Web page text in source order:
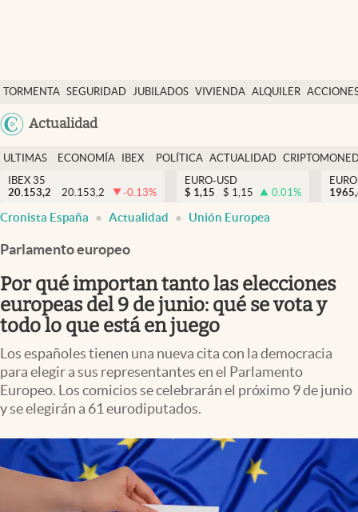
TORMENTA SEGURIDAD JUBILADOS VIVIENDA ALQUILER
Actualidad
Economía y finanzas
Política
Actualidad
Criptomonedas
España
ULTIMAS
NOTICIAS
ECONOMÍA
FINANZAS
IBEX
EURO
POLÍTICA ACTUALIDAD
IBEX 35
20.153,2
20.153,2 -0.13%
EURO-USD
$ 1,15 $ 1,15 0.01%
Cronista España Actualidad Unión Europea
Parlamento europeo
Por qué importan tanto las elecciones
europeas del 9 de junio: qué se vota y
todo lo que está en juego
Los españoles tienen una nueva cita con la democracia
para elegir a sus representantes en el Parlamento
Europeo. Los comicios se celebrarán el próximo 9 de junio
y se elegirán a 61 eurodiputados.